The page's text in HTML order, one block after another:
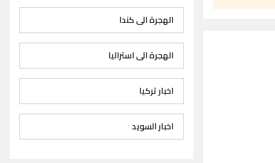
الهجرة الى كندا
الهجرة الى استراليا
اخبار تركيا
اخبار السويد